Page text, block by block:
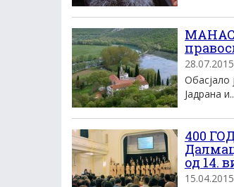
Обасјало
Јадрана
400
од 14.